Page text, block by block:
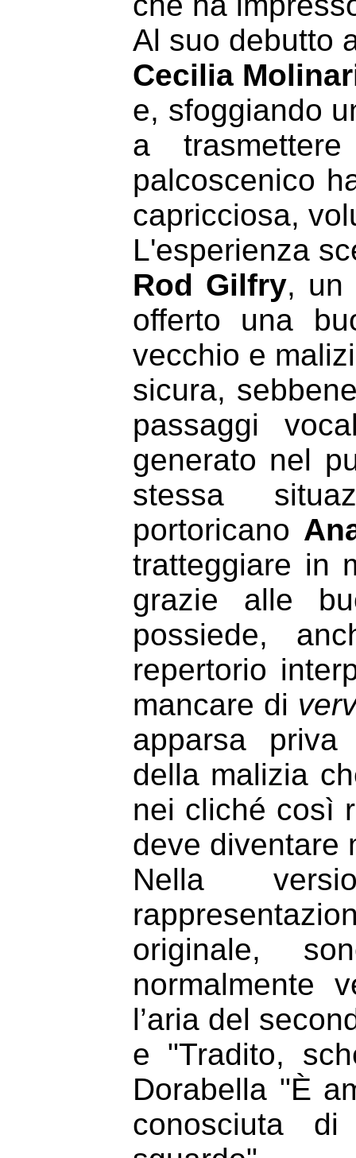
Al suo debutto
Cecilia
e, sfoggiando
a
palcoscenico
capricciosa,
L'esperienza
Rod Gilfry, un
offerto una
vecchio e
sicura,
passaggi
generato nel
stessa
portoricano
tratteggiare in
grazie alle
possiede,
repertorio
mancare di
apparsa priva
della malizia
nei cliché così
deve diventare
Nella
originale,
normalmente
l’aria del
e "Tradito,
Dorabella "È
conosciuta